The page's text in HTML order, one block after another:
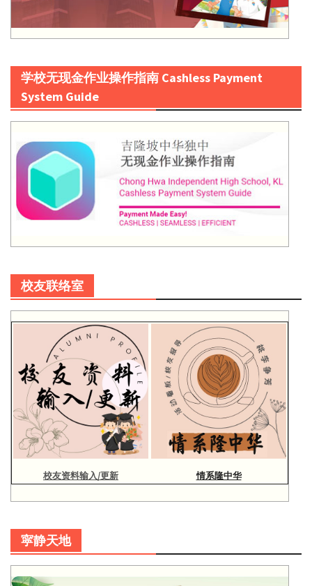
学校无现金作业操作指南 Cashless Payment
System Guide
校友联络室
校友资料输入/更新 情系隆中华
寜静天地